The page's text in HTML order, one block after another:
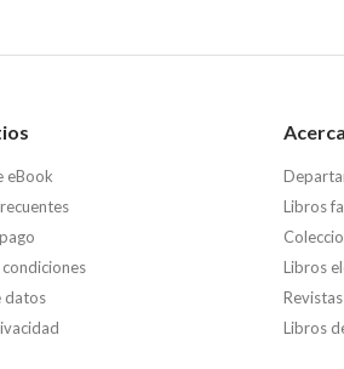
eBook
datos
Libros
Libros
Revistas
Libros